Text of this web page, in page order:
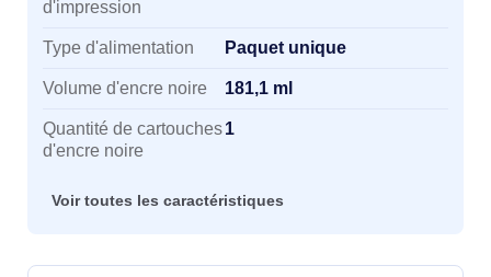
d'impression
Type d'alimentation Paquet unique
Volume d'encre noire 181,1 ml
Quantité de cartouches
d'encre noire
1
Voir toutes les caractéristiques